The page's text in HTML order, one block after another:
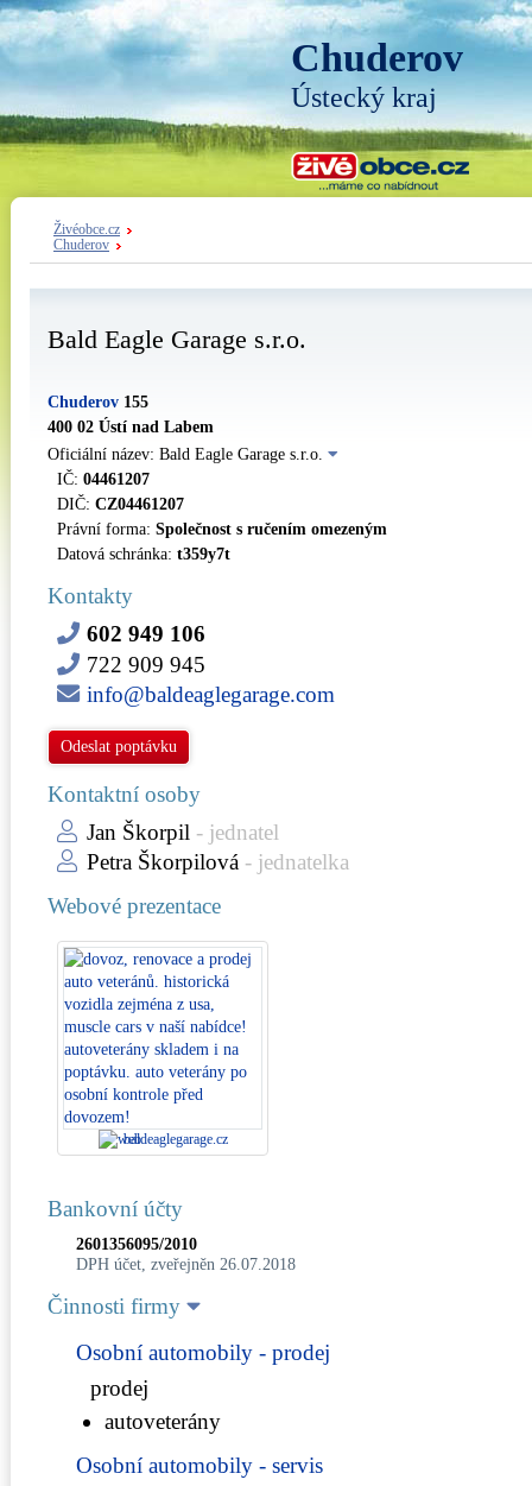
Chuderov
Ústecký kraj
Živéobce.cz
Chuderov
Bald Eagle Garage s.r.o.
Chuderov 155
400 02 Ústí nad Labem
Oficiální název: Bald Eagle Garage s.r.o.
IČ: 04461207
DIČ: CZ04461207
Právní forma: Společnost s ručením omezeným
Datová schránka: t359y7t
Kontakty
602 949 106
722 909 945
info@baldeaglegarage.com
Odeslat poptávku
Kontaktní osoby
Jan Škorpil - jednatel
Petra Škorpilová - jednatelka
Webové prezentace
baldeaglegarage.cz
Bankovní účty
2601356095/2010
DPH účet, zveřejněn 26.07.2018
Činnosti firmy
Osobní automobily - prodej
prodej
autoveterány
Osobní automobily - servis